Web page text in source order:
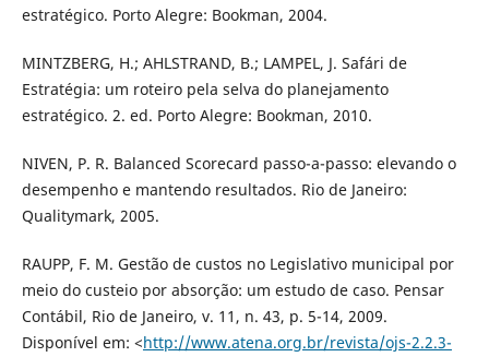
estratégico. Porto Alegre: Bookman, 2004.
MINTZBERG, H.; AHLSTRAND, B.; LAMPEL, J. Safári de
Estratégia: um roteiro pela selva do planejamento
estratégico. 2. ed. Porto Alegre: Bookman, 2010.
NIVEN, P. R. Balanced Scorecard passo-a-passo: elevando o
desempenho e mantendo resultados. Rio de Janeiro:
Qualitymark, 2005.
RAUPP, F. M. Gestão de custos no Legislativo municipal por
meio do custeio por absorção: um estudo de caso. Pensar
Contábil, Rio de Janeiro, v. 11, n. 43, p. 5-14, 2009.
Disponível em: <http://www.atena.org.br/revista/ojs-2.2.3-